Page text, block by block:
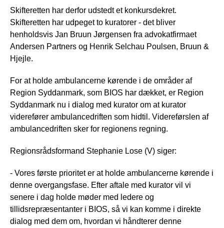
Skifteretten har derfor udstedt et konkursdekret.
Skifteretten har udpeget to kuratorer - det bliver
henholdsvis Jan Bruun Jørgensen fra advokatfirmaet
Andersen Partners og Henrik Selchau Poulsen, Bruun &
Hjejle.
For at holde ambulancerne kørende i de områder af
Region Syddanmark, som BIOS har dækket, er Region
Syddanmark nu i dialog med kurator om at kurator
viderefører ambulancedriften som hidtil. Videreførslen af
ambulancedriften sker for regionens regning.
Regionsrådsformand Stephanie Lose (V) siger:
- Vores første prioritet er at holde ambulancerne kørende i
denne overgangsfase. Efter aftale med kurator vil vi
senere i dag holde møder med ledere og
tillidsrepræsentanter i BIOS, så vi kan komme i direkte
dialog med dem om, hvordan vi håndterer denne